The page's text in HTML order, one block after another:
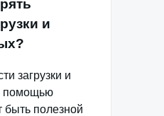
и
загрузки и
помощью
быть полезной